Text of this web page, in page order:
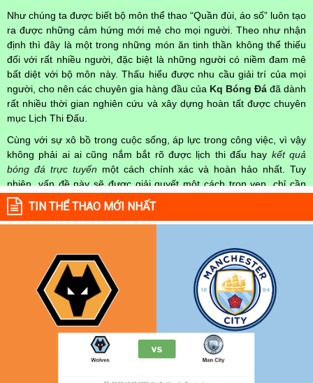
Như chúng ta được biết bộ môn thể thao “Quần đùi, áo số” luôn tạo
ra được những cảm hứng mới mẻ cho mọi người. Theo như nhận
định thì đây là một trong những món ăn tinh thần không thể thiếu
đối với rất nhiều người, đặc biệt là những người có niềm đam mê
bất diệt với bộ môn này. Thấu hiểu được nhu cầu giải trí của mọi
người, cho nên các chuyên gia hàng đầu của Kq Bóng Đá đã dành
rất nhiều thời gian nghiên cứu và xây dựng hoàn tất được chuyên
mục Lịch Thi Đấu.
Cùng với sự xô bồ trong cuộc sống, áp lực trong công việc, vì vậy
không phải ai ai cũng nắm bắt rõ được lịch thi đấu hay kết quả
bóng đá trực tuyến một cách chính xác và hoàn hảo nhất. Tuy
nhiên, vấn đề này sẽ được giải quyết một cách trọn vẹn, chỉ cần
truy cập vào chuyên mục
Lịch Thi Đấu
mọi người hoàn toàn nắm rõ được chính xác về thời gian các trận
đấu bóng đá Việt Nam hay trên Thế giới diễn ra trong thời gian sắp
cả 2 đội tuyển bóng đá đang đạt được.
Không chỉ dừng lại ở đó, những người hâm mộ bóng đá có thể cập
nhật được chính xác về lịch phát sóng bóng đá được tường thuật
trực tiếp ở trên những kênh truyền hình thể thao lớn nhất hiện nay
như: VTV3, K+, SCTV, Thể thao TV,... Nếu như bạn không muốn
bỏ lỡ bất kỳ một trận đấu bóng đá nào trong từng mùa giải, hãy
thường xuyên vào chuyên mụcLịch Thi Đấutại chuyên trang
để cập nhật thông tin chính xác nhất nhé!
TIN THỂ THAO MỚI NHẤT